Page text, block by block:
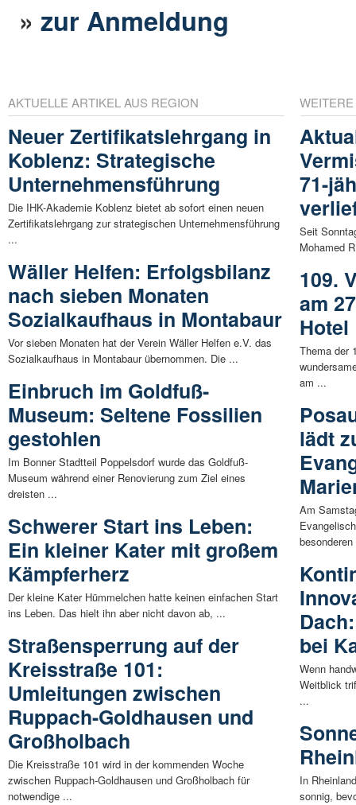
»zur Anmeldung
AKTUELLE ARTIKEL AUS REGION
Neuer Zertifikatslehrgang in
Koblenz: Strategische
Unternehmensführung
Die IHK-Akademie Koblenz bietet ab sofort einen neuen
Zertifikatslehrgang zur strategischen Unternehmensführung
...
Wäller Helfen: Erfolgsbilanz
nach sieben Monaten
Sozialkaufhaus in Montabaur
Vor sieben Monaten hat der Verein Wäller Helfen e.V. das
Sozialkaufhaus in Montabaur übernommen. Die ...
Einbruch im Goldfuß-
Museum: Seltene Fossilien
gestohlen
Im Bonner Stadtteil Poppelsdorf wurde das Goldfuß-
Museum während einer Renovierung zum Ziel eines
dreisten ...
Schwerer Start ins Leben:
Ein kleiner Kater mit großem
Kämpferherz
Der kleine Kater Hümmelchen hatte keinen einfachen Start
ins Leben. Das hielt ihn aber nicht davon ab, ...
Straßensperrung auf der
Kreisstraße 101:
Umleitungen zwischen
Ruppach-Goldhausen und
Großholbach
Die Kreisstraße 101 wird in der kommenden Woche
zwischen Ruppach-Goldhausen und Großholbach für
notwendige ...
71-
Seit
Mohamed
109.
am
Hotel
Thema der
am ...
lädt
Am
bei
Wenn
Weitblick
...
In
sonnig,